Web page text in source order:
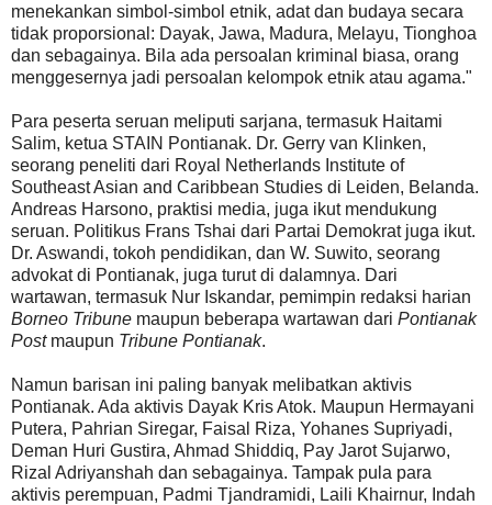
menekankan simbol-simbol etnik, adat dan budaya secara
tidak proporsional: Dayak, Jawa, Madura, Melayu, Tionghoa
dan sebagainya. Bila ada persoalan kriminal biasa, orang
menggesernya jadi persoalan kelompok etnik atau agama."
Para peserta seruan meliputi sarjana, termasuk Haitami
Salim, ketua STAIN Pontianak. Dr. Gerry van Klinken,
seorang peneliti dari Royal Netherlands Institute of
Southeast Asian and Caribbean Studies di Leiden, Belanda.
Andreas Harsono, praktisi media, juga ikut mendukung
seruan. Politikus Frans Tshai dari Partai Demokrat juga ikut.
Dr. Aswandi, tokoh pendidikan, dan W. Suwito, seorang
advokat di Pontianak, juga turut di dalamnya. Dari
wartawan, termasuk Nur Iskandar, pemimpin redaksi harian
Borneo Tribune maupun beberapa wartawan dari Pontianak
Postmaupun Tribune Pontianak.
Namun barisan ini paling banyak melibatkan aktivis
Pontianak. Ada aktivis Dayak Kris Atok. Maupun Hermayani
Putera, Pahrian Siregar, Faisal Riza, Yohanes Supriyadi,
Deman Huri Gustira, Ahmad Shiddiq, Pay Jarot Sujarwo,
Rizal Adriyanshah dan sebagainya. Tampak pula para
aktivis perempuan, Padmi Tjandramidi, Laili Khairnur, Indah